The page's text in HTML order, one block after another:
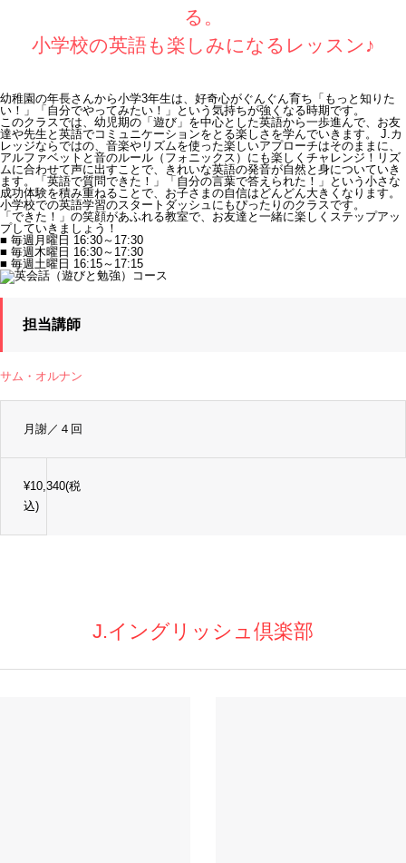
る。
小学校の英語も楽しみになるレッスン♪
幼稚園の年長さんから小学3年生は、好奇心がぐんぐん育ち「もっと知りた
い！」「自分でやってみたい！」という気持ちが強くなる時期です。
このクラスでは、幼児期の「遊び」を中心とした英語から一歩進んで、お友
達や先生と英語でコミュニケーションをとる楽しさを学んでいきます。 J.カ
レッジならではの、音楽やリズムを使った楽しいアプローチはそのままに、
アルファベットと音のルール（フォニックス）にも楽しくチャレンジ！リズ
ムに合わせて声に出すことで、きれいな英語の発音が自然と身についていき
ます。「英語で質問できた！」「自分の言葉で答えられた！」という小さな
成功体験を積み重ねることで、お子さまの自信はどんどん大きくなります。
小学校での英語学習のスタートダッシュにもぴったりのクラスです。
「できた！」の笑顔があふれる教室で、お友達と一緒に楽しくステップアッ
プしていきましょう！
■ 毎週月曜日 16:30～17:30
■ 毎週木曜日 16:30～17:30
■ 毎週土曜日 16:15～17:15
担当講師
サム・オルナン
月謝／４回
¥10,340(税
込)
J.イングリッシュ倶楽部